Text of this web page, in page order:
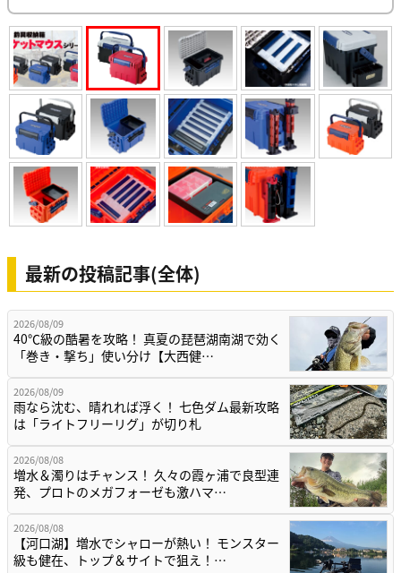
最新の投稿記事(全体)
2026/08/09
40℃級の酷暑を攻略！ 真夏の琵琶湖南湖で効く
「巻き・撃ち」使い分け【大西健…
2026/08/09
雨なら沈む、晴れれば浮く！ 七色ダム最新攻略
は「ライトフリーリグ」が切り札
2026/08/08
増水＆濁りはチャンス！ 久々の霞ヶ浦で良型連
発、プロトのメガフォーゼも激ハマ…
2026/08/08
【河口湖】増水でシャローが熱い！ モンスター
級も健在、トップ＆サイトで狙え！…